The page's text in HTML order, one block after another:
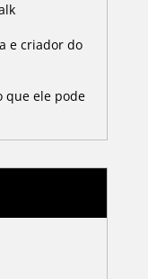
e criador do
que ele pode